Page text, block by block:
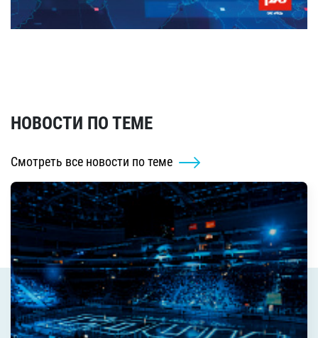
НОВОСТИ ПО ТЕМЕ
Смотреть все новости по теме